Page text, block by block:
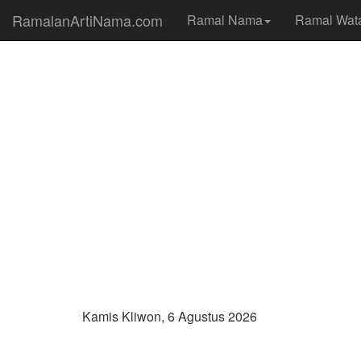
RamalanArtiNama.com Ramal Nama Ramal
Kamis Kliwon, 6 Agustus 2026